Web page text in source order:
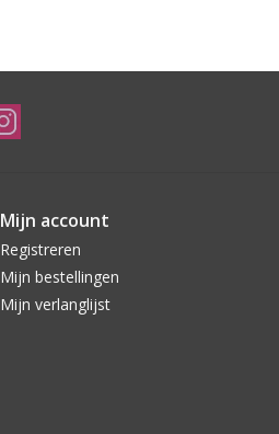
Mijn account
Registreren
Mijn bestellingen
Mijn verlanglijst